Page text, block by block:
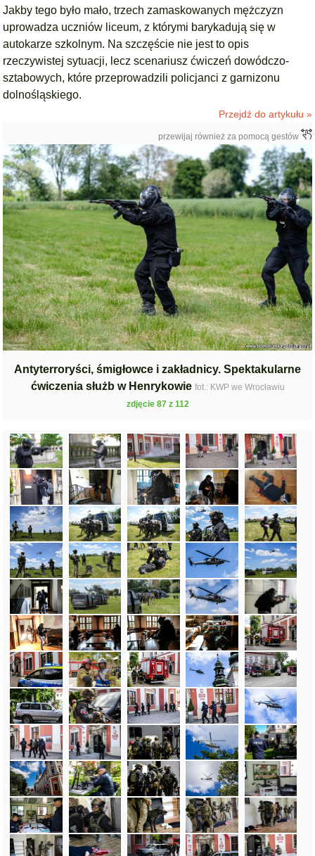
Jakby tego było mało, trzech zamaskowanych mężczyzn
uprowadza uczniów liceum, z którymi barykadują się w
autokarze szkolnym. Na szczęście nie jest to opis
rzeczywistej sytuacji, lecz scenariusz ćwiczeń dowódczo-
sztabowych, które przeprowadzili policjanci z garnizonu
dolnośląskiego.
Przejdź do artykułu »
przewijaj również za pomocą gestów
Antyterroryści, śmigłowce i zakładnicy. Spektakularne
ćwiczenia służb w Henrykowie fot.: KWP we Wrocławiu
zdjęcie 87 z 112